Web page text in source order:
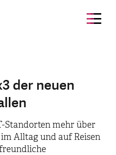
der neuen
Standorten mehr über
Alltag und auf Reisen